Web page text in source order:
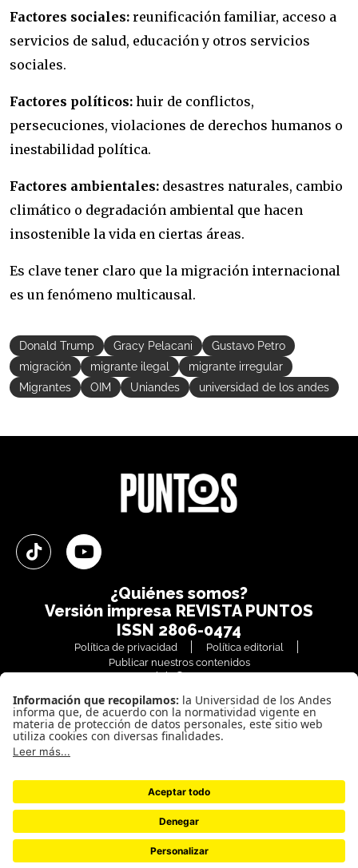
Factores sociales: reunificación familiar, acceso a
servicios de salud, educación y otros servicios
sociales.
Factores políticos: huir de conflictos,
persecuciones, violaciones de derechos humanos o
inestabilidad política.
Factores ambientales: desastres naturales, cambio
climático o degradación ambiental que hacen
insostenible la vida en ciertas áreas.
Es clave tener claro que la migración internacional
es un fenómeno multicausal.
Donald Trump Gracy Pelacani
Gustavo Petro
migración
migrante ilegal
migrante irregular
Migrantes
OIM Uniandes universidad de los andes
¿Quiénes somos?
Versión impresa REVISTA PUNTOS
ISSN 2806-0474
Política de privacidad
Política editorial
Publicar nuestros contenidos
Copyright© PUNTOS
Vigilada Mineducación. Reconocimiento como Universidad: Decreto 1297
del 30 de mayo de 1964. Reconocimiento personería jurídica: Resolución
28 del 23 de febrero de 1949 MInjusticia.